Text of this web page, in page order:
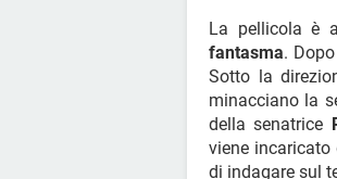
La pellicola è
fantasma.
Sotto la
minacciano la
della senatrice
viene incaricato
di indagare sul